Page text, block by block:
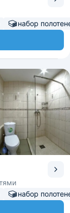
набор
набор